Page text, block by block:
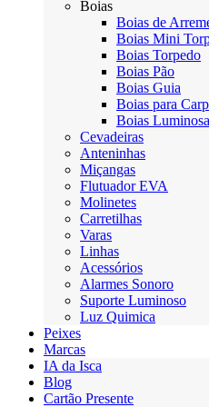
Boias
Boias de
Boias Mini
Boias Torpedo
Boias Pão
Boias Guia
Boias para
Boias Luminosa
Cevadeiras
Anteninhas
Miçangas
Flutuador EVA
Molinetes
Carretilhas
Varas
Linhas
Acessórios
Alarmes Sonoro
Suporte Luminoso
Luz Quimica
Peixes
Marcas
IA da Isca
Blog
Cartão Presente